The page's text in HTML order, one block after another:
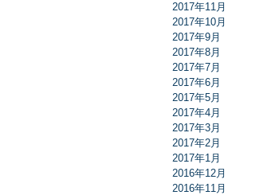
2017年11月
2017年10月
2017年9月
2017年8月
2017年7月
2017年6月
2017年5月
2017年4月
2017年3月
2017年2月
2017年1月
2016年12月
2016年11月